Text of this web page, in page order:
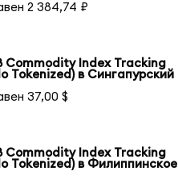
2 384,74 ₽
Commodity Index Tracking
Tokenized) в Сингапурский
37,00 $
Commodity Index Tracking
Tokenized) в Филиппинское